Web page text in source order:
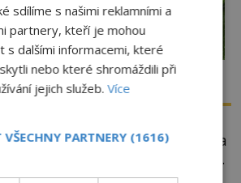
okurková sezóna?
se téměř nic neděje. Divadla
se nehlasuje, všichni jsou na
tak nemají o čem mluvit a psát.
témata, které nikoho
sdílíme s našimi reklamními a
partnery, kteří je mohou
s dalšími informacemi, které
nebo které shromáždili při
jejich služeb.Více
PARTNERY (1616)